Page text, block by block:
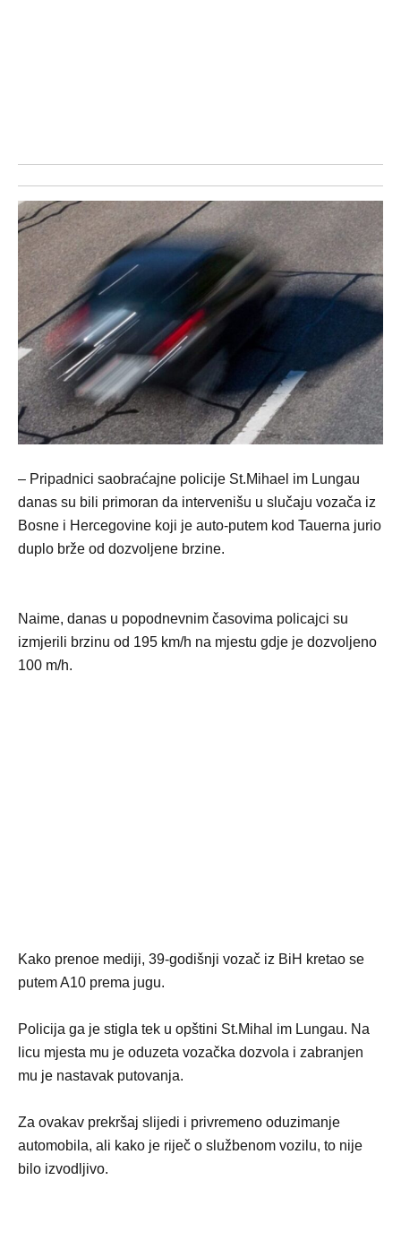
– Pripadnici saobraćajne policije St.Mihael im Lungau
danas su bili primoran da intervenišu u slučaju vozača iz
Bosne i Hercegovine koji je auto-putem kod Tauerna jurio
duplo brže od dozvoljene brzine.
Naime, danas u popodnevnim časovima policajci su
izmjerili brzinu od 195 km/h na mjestu gdje je dozvoljeno
100 m/h.
Kako prenoe mediji, 39-godišnji vozač iz BiH kretao se
putem A10 prema jugu.
Policija ga je stigla tek u opštini St.Mihal im Lungau. Na
licu mjesta mu je oduzeta vozačka dozvola i zabranjen
mu je nastavak putovanja.
Za ovakav prekršaj slijedi i privremeno oduzimanje
automobila, ali kako je riječ o službenom vozilu, to nije
bilo izvodljivo.